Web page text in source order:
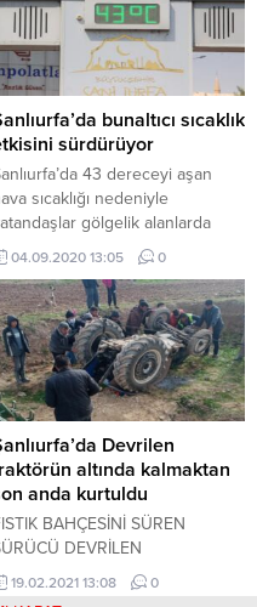
bunaltıcı sıcaklık
sürdürüyor
43 dereceyi aşan
sıcaklığı nedeniyle
gölgelik alanlarda
çalışırken, çocuklar
su ile oynayarak serinliyor.
04.09.2020 13:05 0
Devrilen
altında kalmaktan
anda kurtuldu
BAHÇESİNİ SÜREN
DEVRİLEN
ALTINDA
SON ANDA
19.02.2021 13:08 0